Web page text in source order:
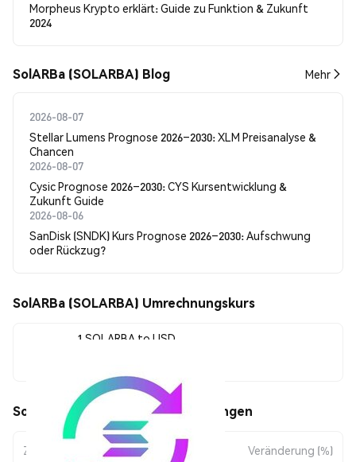
Morpheus Krypto erklärt: Guide zu Funktion & Zukunft
2024
SolARBa (SOLARBA) Blog Mehr
2026-08-07
Stellar Lumens Prognose 2026–2030: XLM Preisanalyse &
Chancen
2026-08-07
Cysic Prognose 2026–2030: CYS Kursentwicklung &
Zukunft Guide
2026-08-06
SanDisk (SNDK) Kurs Prognose 2026–2030: Aufschwung
oder Rückzug?
SolARBa (SOLARBA) Umrechnungskurs
1 SOLARBA to USD
SolARBa (SOLARBA) Kursbewegungen
Zeitraum Betragsänderung Veränderung (%)